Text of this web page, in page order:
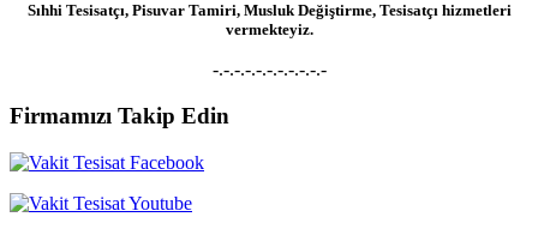
Sıhhi Tesisatçı, Pisuvar Tamiri, Musluk Değiştirme, Tesisatçı hizmetleri
vermekteyiz.
-.-.-.-.-.-.-.-.-.-.-
Firmamızı Takip Edin